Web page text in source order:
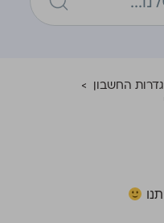
החשבון >